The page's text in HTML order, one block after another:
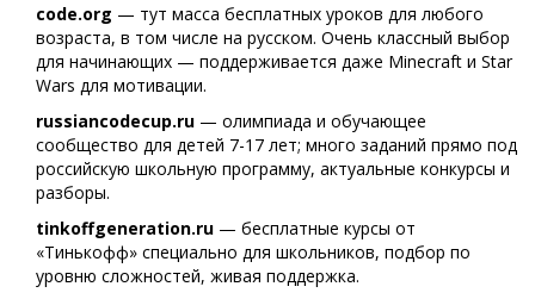
code.org — тут масса бесплатных уроков для любого
возраста, в том числе на русском. Очень классный выбор
для начинающих — поддерживается даже Minecraft и Star
Wars для мотивации.
russiancodecup.ru — олимпиада и обучающее
сообщество для детей 7-17 лет; много заданий прямо под
российскую школьную программу, актуальные конкурсы и
разборы.
tinkoffgeneration.ru — бесплатные курсы от
«Тинькофф» специально для школьников, подбор по
уровню сложностей, живая поддержка.